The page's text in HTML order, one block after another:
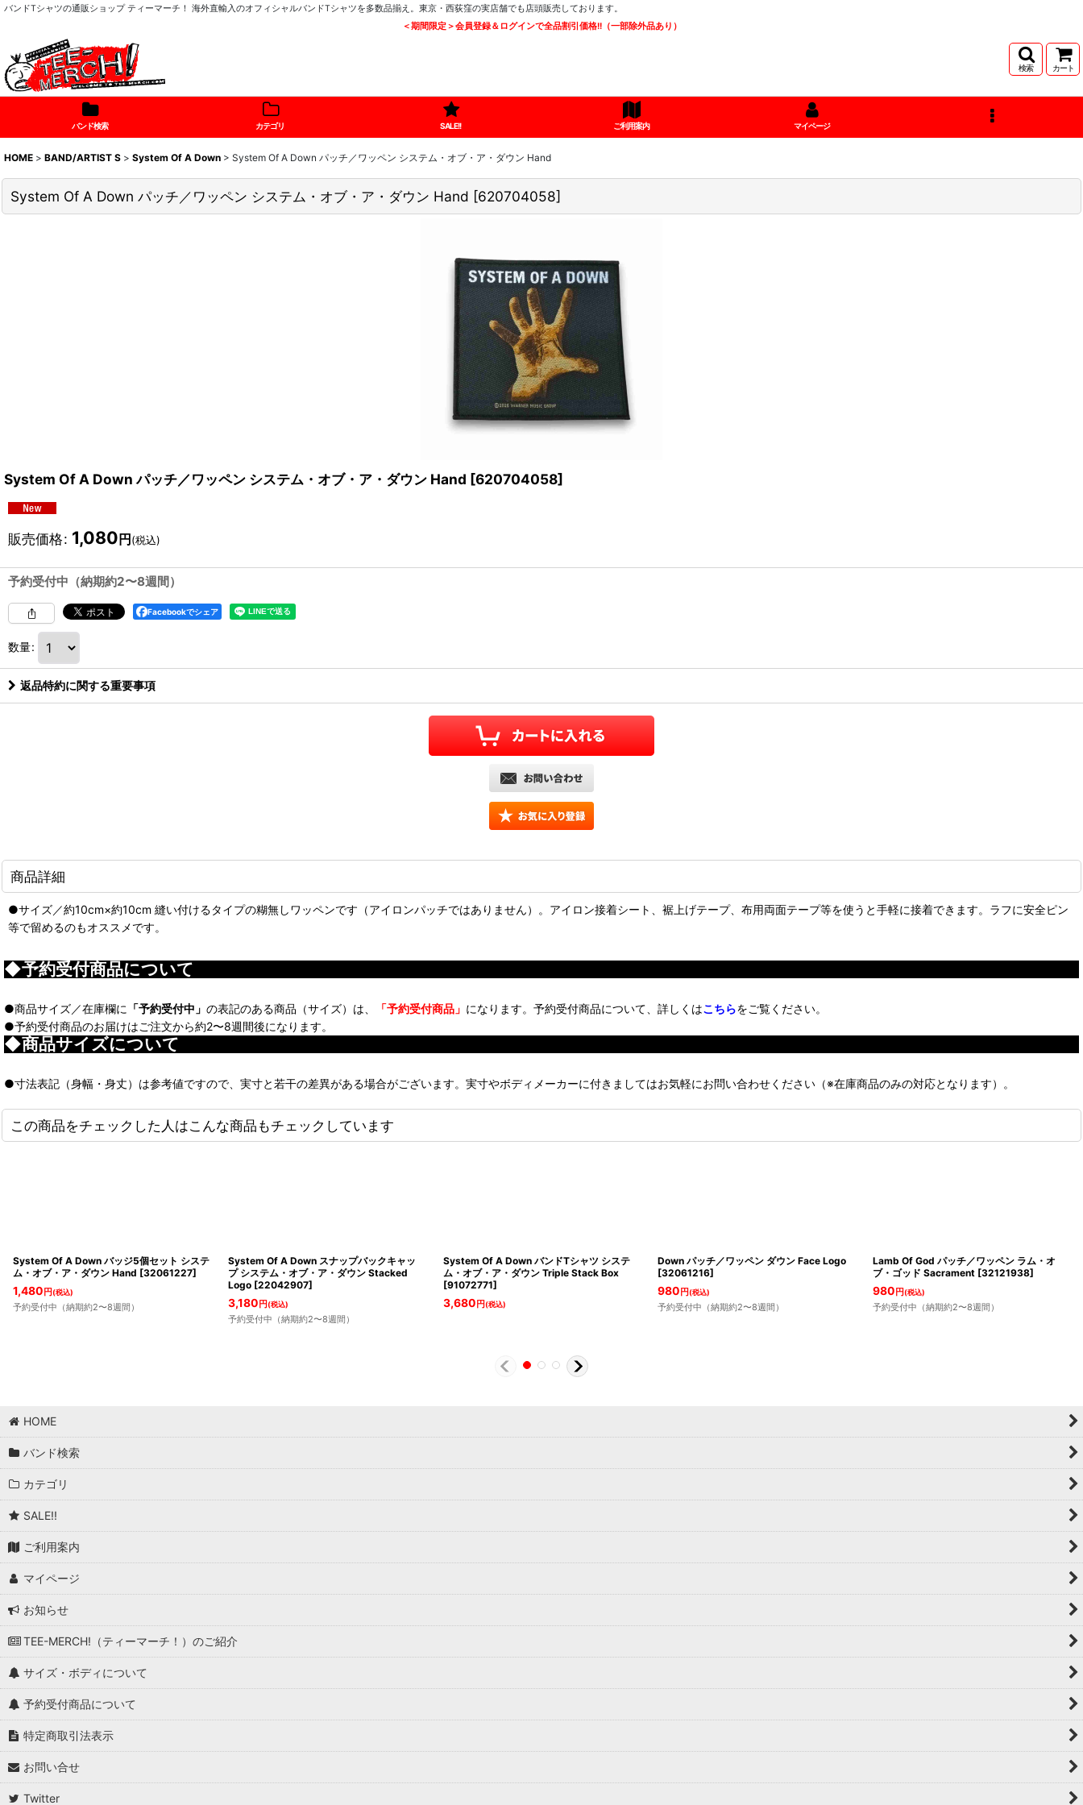
バンドTシャツの通販ショップ ティーマーチ！ 海外直輸入のオフィシャルバンドTシャツを多数品揃え。東京・西荻窪の実店舗でも店頭販売しております。
＜期間限定＞会員登録＆ログインで全品割引価格!!（一部除外品あり）
検索 カート
バンド検索 カテゴリ SALE!! ご利用案内 マイページ
HOME > BAND/ARTIST S > System Of A Down > System Of A Down パッチ／ワッペン システム・オブ・ア・ダウン Hand
System Of A Down パッチ／ワッペン システム・オブ・ア・ダウン Hand [620704058]
System Of A Down パッチ／ワッペン システム・オブ・ア・ダウン Hand [620704058]
販売価格: 1,080 円 (税込)
予約受付中（納期約2〜8週間）
Facebookでシェア
数量:
返品特約に関する重要事項
商品詳細
●サイズ／約10cm×約10cm 縫い付けるタイプの糊無しワッペンです（アイロンパッチではありません）。アイロン接着シート、裾上げテープ、布用両面テープ等を使うと手軽に接着できます。ラフに安全ピン
等で留めるのもオススメです。
◆予約受付商品について
●商品サイズ／在庫欄に 「予約受付中」 の表記のある商品（サイズ）は、 「予約受付商品」 になります。予約受付商品について、詳しくはこちらをご覧ください。
●予約受付商品のお届けはご注文から約2〜8週間後になります。
◆商品サイズについて
●寸法表記（身幅・身丈）は参考値ですので、実寸と若干の差異がある場合がございます。実寸やボディメーカーに付きましてはお気軽にお問い合わせください（※在庫商品のみの対応となります）。
この商品をチェックした人はこんな商品もチェックしています
System Of A Down バッジ5個セット システ
ム・オブ・ア・ダウン Hand [32061227]
1,480 円(税込)
予約受付中（納期約2〜8週間）
System Of A Down スナップバックキャッ
プ システム・オブ・ア・ダウン Stacked
Logo [22042907]
3,180 円(税込)
予約受付中（納期約2〜8週間）
System Of A Down バンドTシャツ システ
ム・オブ・ア・ダウン Triple Stack Box
[91072771]
3,680 円(税込)
Down パッチ／ワッペン ダウン Face Logo
[32061216]
980 円(税込)
予約受付中（納期約2〜8週間）
Lamb Of God パッチ／ワッペン ラム・オ
ブ・ゴッド Sacrament [32121938]
980 円(税込)
予約受付中（納期約2〜8週間）
HOME
バンド検索
カテゴリ
SALE!!
ご利用案内
マイページ
お知らせ
TEE-MERCH!（ティーマーチ！）のご紹介
サイズ・ボディについて
予約受付商品について
特定商取引法表示
お問い合せ
Twitter